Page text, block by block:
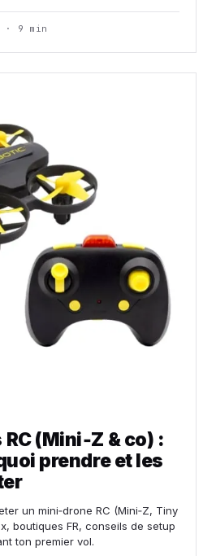
· 9 min
(Mini‑Z & co) :
prendre et les
un mini‑drone RC (Mini‑Z, Tiny
boutiques FR, conseils de setup
ton premier vol.